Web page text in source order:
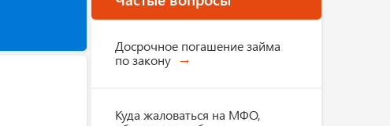
Досрочное погашение займа
по закону
Куда жаловаться на МФО,